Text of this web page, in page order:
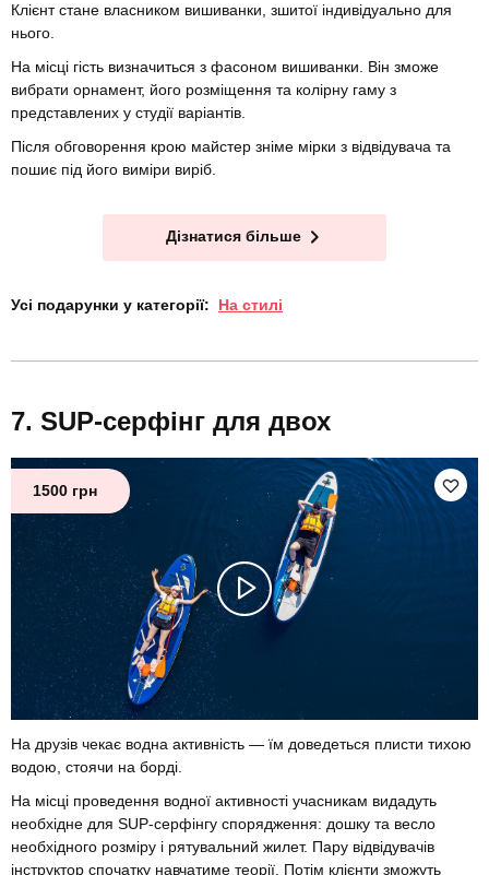
Клієнт стане власником вишиванки, зшитої індивідуально для
нього.
На місці гість визначиться з фасоном вишиванки. Він зможе
вибрати орнамент, його розміщення та колірну гаму з
представлених у студії варіантів.
Після обговорення крою майстер зніме мірки з відвідувача та
пошиє під його виміри виріб.
Дізнатися більше
Усі подарунки у категорії: На стилі
SUP-серфінг для двох
1500 грн
На друзів чекає водна активність — їм доведеться плисти тихою
водою, стоячи на борді.
На місці проведення водної активності учасникам видадуть
необхідне для SUP-серфінгу спорядження: дошку та весло
необхідного розміру і рятувальний жилет. Пару відвідувачів
інструктор спочатку навчатиме теорії. Потім клієнти зможуть